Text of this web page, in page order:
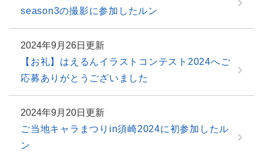
season3の撮影に参加したルン
2024年9月26日更新
【お礼】はえるんイラストコンテスト2024へご
応募ありがとうございました
2024年9月20日更新
ご当地キャラまつりin須崎2024に初参加したル
ン